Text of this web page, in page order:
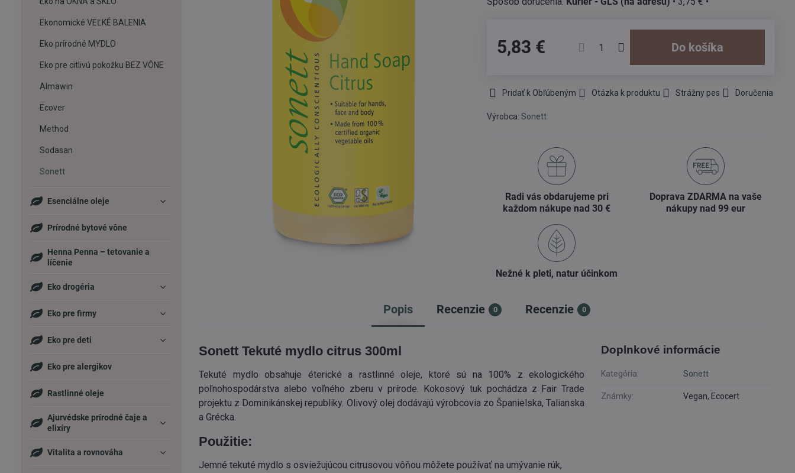
5,83 € Do košíka
Pridať k Obľúbeným Otázka k produktu Strážny pes Doručenia
Výrobca:Sonett
Radi vás obdarujeme pri
každom nákupe nad 30 €
Doprava ZDARMA na vaše
nákupy nad 99 eur
Nežné k pleti, natur účinkom
Popis Recenzie 0 Recenzie 0
Sonett Tekuté mydlo citrus 300ml
Tekuté mydlo obsahuje éterické a rastlinné oleje, ktoré sú na 100% z ekologického
poľnohospodárstva alebo voľného zberu v prírode. Kokosový tuk pochádza z Fair Trade
projektu z Dominikánskej republiky. Olivový olej dodávajú výrobcovia zo Španielska, Talianska
a Grécka.
Použitie:
Jemné tekuté mydlo s osviežujúcou citrusovou vôňou môžete používať na umývanie rúk,
Doplnkové informácie
Kategória: Sonett
Známky: Vegan, Ecocert
Ekonomické VEĽKÉ BALENIA
Eko prírodné MYDLO
Eko pre citlivú pokožku BEZ VÔNE
Almawin
Ecover
Method
Sodasan
Sonett
Esenciálne oleje
Prírodné bytové vône
Henna Penna – tetovanie a
líčenie
Eko drogéria
Eko pre firmy
Eko pre deti
Eko pre alergikov
Rastlinné oleje
Ajurvédske prírodné čaje a
elixíry
Vitalita a rovnováha